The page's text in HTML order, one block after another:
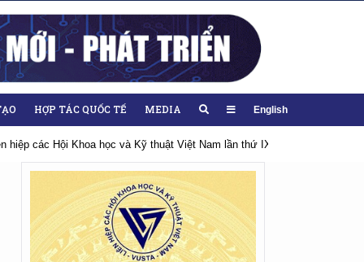
HỢP TÁC QUỐC TẾ MEDIA English
Việt Nam lần thứ IX, nhiệm kỳ 2026-2031 Hướng tới Đại hội lần